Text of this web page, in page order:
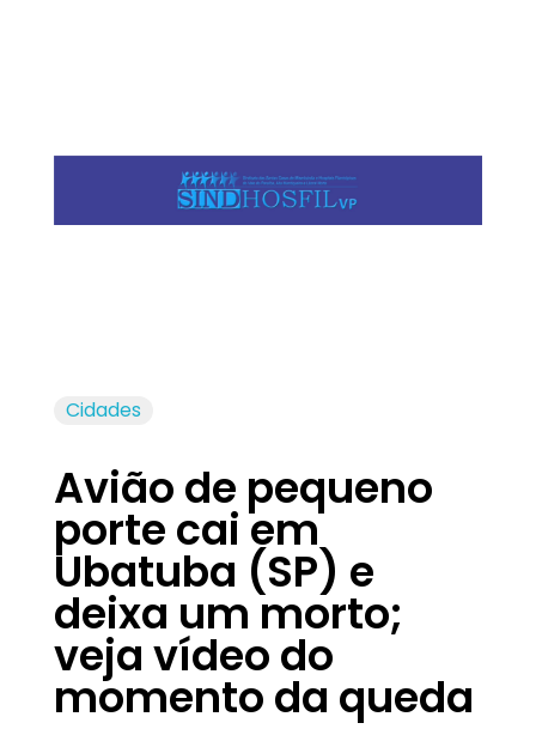
Cidades
Avião de pequeno
porte cai em
Ubatuba (SP) e
deixa um morto;
veja vídeo do
momento da queda